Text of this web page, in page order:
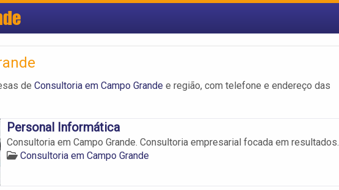
de Consultoria em Campo Grande e região, com telefone e endereço das
Personal Informática
Consultoria em Campo Grande. Consultoria empresarial focada em resultados.
Consultoria em Campo Grande